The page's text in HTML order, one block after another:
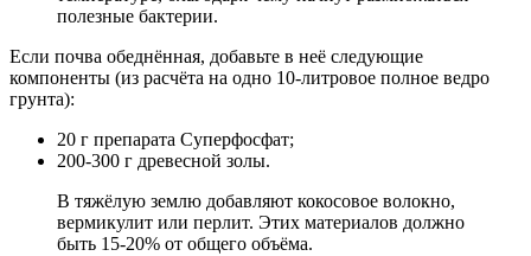
полезные бактерии.
Если почва обеднённая, добавьте в неё следующие
компоненты (из расчёта на одно 10-литровое полное ведро
грунта):
20 г препарата Суперфосфат;
200-300 г древесной золы.
В тяжёлую землю добавляют кокосовое волокно,
вермикулит или перлит. Этих материалов должно
быть 15-20% от общего объёма.